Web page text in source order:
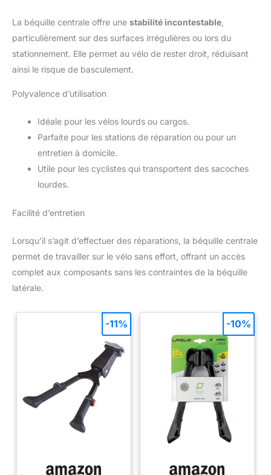
La béquille centrale offre une stabilité incontestable
particulièrement sur des surfaces irrégulières ou lors du
stationnement. Elle permet au vélo de rester droit, réduisant
ainsi le risque de basculement.
Polyvalence d’utilisation
Idéale pour les vélos lourds ou cargos.
Parfaite pour les stations de réparation ou pour un
entretien à domicile.
Utile pour les cyclistes qui transportent des sacoches
lourdes.
Facilité d’entretien
Lorsqu’il s’agit d’effectuer des réparations, la béquille centrale
permet de travailler sur le vélo sans effort, offrant un accès
complet aux composants sans les contraintes de la béquille
latérale.
-11% -10%